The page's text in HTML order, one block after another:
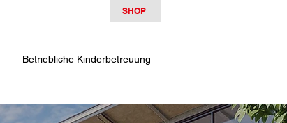
SHOP
Betriebliche Kinderbetreuung